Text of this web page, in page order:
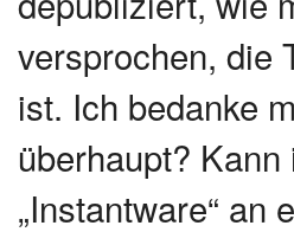
versprochen, die
ist. Ich bedanke
überhaupt?
„Instantware“